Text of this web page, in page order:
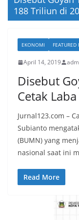
188 Triliun di
EKONOMI FEATURED
April 14, 2019
Disebut
Cetak
Jurnal123.com –
Subianto
(BUMN) yang
nasional saat ini
Read More